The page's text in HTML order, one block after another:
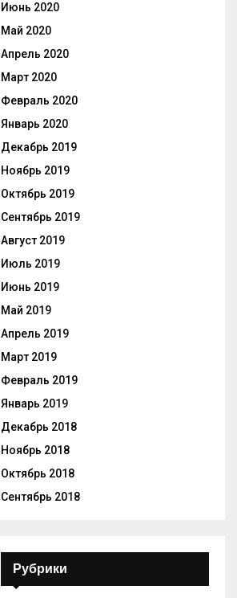
Июнь 2020
Май 2020
Апрель 2020
Март 2020
Февраль 2020
Январь 2020
Декабрь 2019
Ноябрь 2019
Октябрь 2019
Сентябрь 2019
Август 2019
Июль 2019
Июнь 2019
Май 2019
Апрель 2019
Март 2019
Февраль 2019
Январь 2019
Декабрь 2018
Ноябрь 2018
Октябрь 2018
Сентябрь 2018
Рубрики